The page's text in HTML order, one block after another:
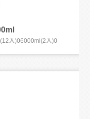
入)06000ml(2入)0